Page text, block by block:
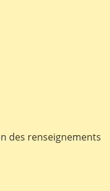
des renseignements